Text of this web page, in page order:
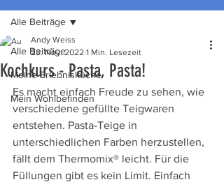
Alle Beiträge
Meine Erlebnisküche
Mein Wohlbefinden
Alle Beiträge
Kochkurs - Pasta, Pasta!
Andy Weiss
23. Nov. 2022 1 Min. Lesezeit
Es macht einfach Freude zu sehen, wie
verschiedene gefüllte Teigwaren
entstehen. Pasta-Teige in
unterschiedlichen Farben herzustellen,
fällt dem Thermomix® leicht. Für die
Füllungen gibt es kein Limit. Einfach